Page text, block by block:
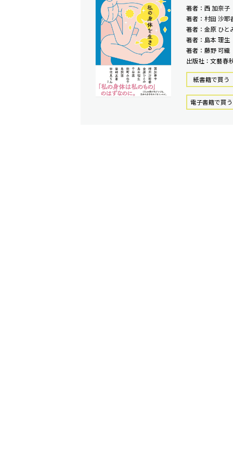
著者：西 加奈子
著者：村田 沙耶
著者：金原 ひと
著者：島本 理生
著者：藤野 可織
出版社：文藝春
紙書籍で買う
電⼦書籍で買う